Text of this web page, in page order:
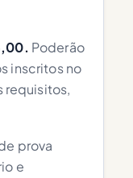
Poderão
inscritos no
requisitos,
prova
e